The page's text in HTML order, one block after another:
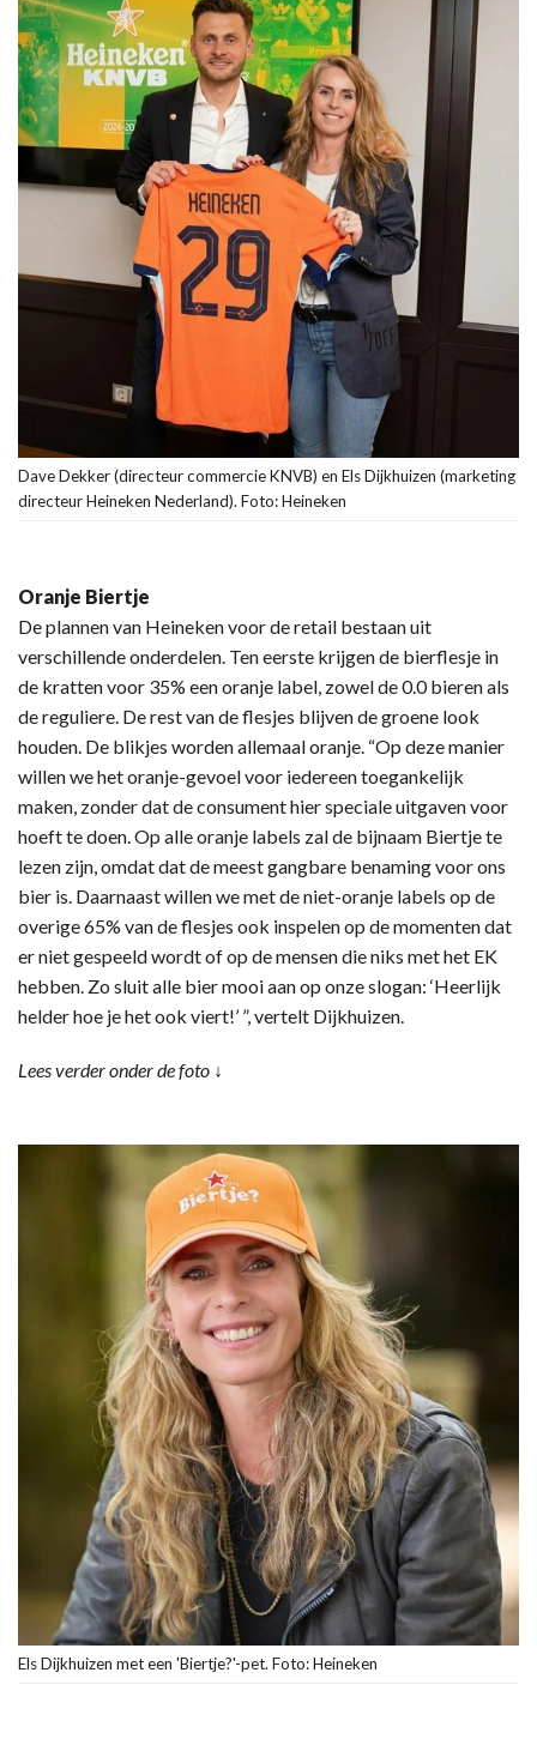
Dave Dekker (directeur commercie KNVB) en Els Dijkhuizen (marketing
directeur Heineken Nederland). Foto: Heineken
Oranje Biertje
De plannen van Heineken voor de retail bestaan uit
verschillende onderdelen. Ten eerste krijgen de bierflesje in
de kratten voor 35% een oranje label, zowel de 0.0 bieren als
de reguliere. De rest van de flesjes blijven de groene look
houden. De blikjes worden allemaal oranje. “Op deze manier
willen we het oranje-gevoel voor iedereen toegankelijk
maken, zonder dat de consument hier speciale uitgaven voor
hoeft te doen. Op alle oranje labels zal de bijnaam Biertje te
lezen zijn, omdat dat de meest gangbare benaming voor ons
bier is. Daarnaast willen we met de niet-oranje labels op de
overige 65% van de flesjes ook inspelen op de momenten dat
er niet gespeeld wordt of op de mensen die niks met het EK
hebben. Zo sluit alle bier mooi aan op onze slogan: ‘Heerlijk
helder hoe je het ook viert!’ ”, vertelt Dijkhuizen.
Lees verder onder de foto ↓
Els Dijkhuizen met een 'Biertje?'-pet. Foto: Heineken